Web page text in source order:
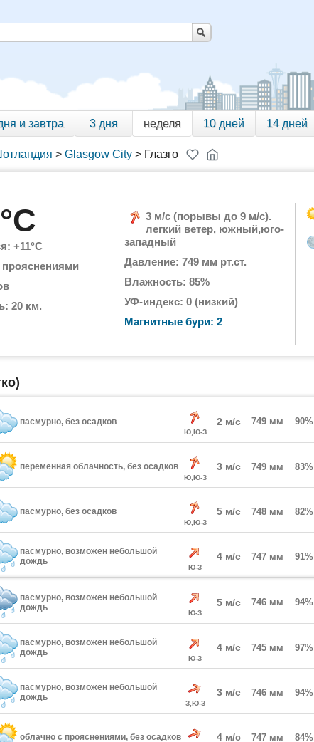
и завтра 3 дня неделя 10 дней 14 дней
> Glasgow City > Глазго
+11°C
20 км.
3 м/с (порывы до 9 м/с).
легкий ветер, южный,юго-
западный
Давление: 749 мм рт.ст.
Влажность: 85%
УФ-индекс: 0 (низкий)
Магнитные бури: 2
пасмурно, без осадков
Ю,Ю-З
2 м/с 749 мм 90%
переменная облачность, без осадков
Ю,Ю-З
3 м/с 749 мм 83%
пасмурно, без осадков
Ю,Ю-З
5 м/с 748 мм 82%
пасмурно, возможен небольшой
дождь
Ю-З
4 м/с 747 мм 91%
пасмурно, возможен небольшой
дождь
Ю-З
5 м/с 746 мм 94%
пасмурно, возможен небольшой
дождь
Ю-З
4 м/с 745 мм 97%
пасмурно, возможен небольшой
дождь
З,Ю-З
3 м/с 746 мм 94%
облачно с прояснениями, без осадков 4 м/с 747 мм 84%